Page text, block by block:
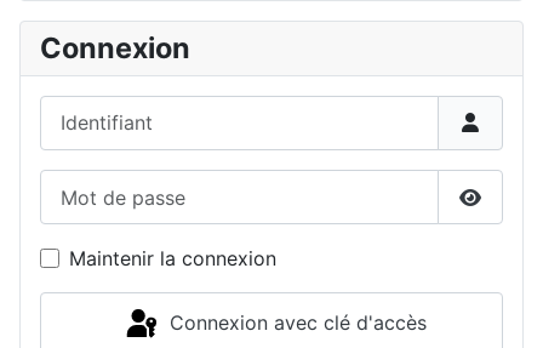
Connexion
Maintenir la connexion
Connexion avec clé d'accès